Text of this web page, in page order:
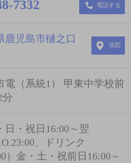
7332 電話する
鹿児島市樋之口
地図
電（系統1） 甲東中学校前
分
日・祝日16:00～翌
、ドリンク
）金・土・祝前日16:00～